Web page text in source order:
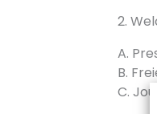
2.
A.
B.
C.